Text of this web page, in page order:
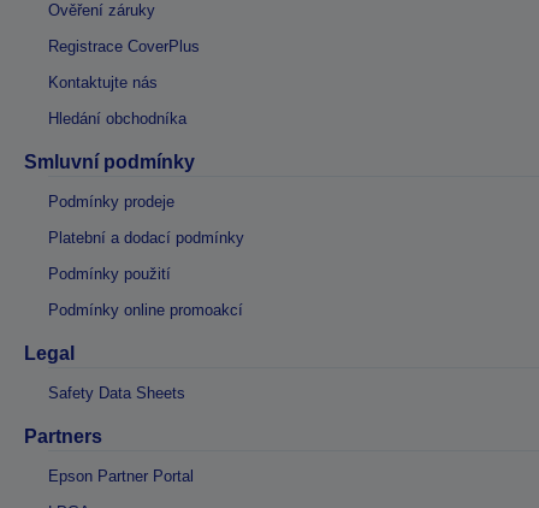
Ověření záruky
Registrace CoverPlus
Kontaktujte nás
Hledání obchodníka
Smluvní podmínky
Podmínky prodeje
Platební a dodací podmínky
Podmínky použití
Podmínky online promoakcí
Legal
Safety Data Sheets
Partners
Epson Partner Portal